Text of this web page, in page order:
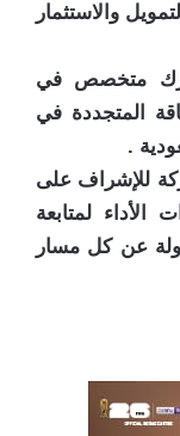
والاستثمار
متخصص في
المتجددة في
.
للإشراف على
الأداء لمتابعة
عن كل مسار